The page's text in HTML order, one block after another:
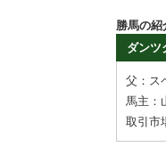
勝馬の紹
ダンツ
父：ス
馬主：
取引市